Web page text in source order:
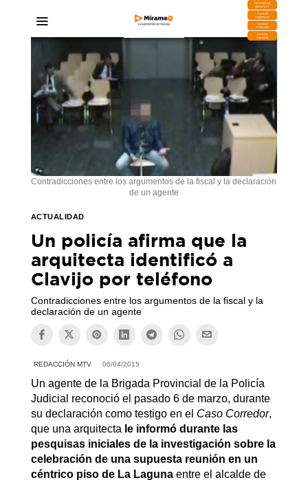
DESCARGA
MIRAPLAY
Buzón de
Sugerencias
Contratar
Publicidad
Contacto
Comercial
Contradicciones entre los argumentos de la fiscal y la declaración
de un agente
ACTUALIDAD
Un policía afirma que la
arquitecta identificó a
Clavijo por teléfono
Contradicciones entre los argumentos de la fiscal y la
declaración de un agente
REDACCIÓN MTV 06/04/2015
Un agente de la Brigada Provincial de la Policía
Judicial reconoció el pasado 6 de marzo, durante
su declaración como testigo en el Caso Corredor,
que una arquitecta le informó durante las
pesquisas iniciales de la investigación sobre la
celebración de una supuesta reunión en un
céntrico piso de La Laguna entre el alcalde de